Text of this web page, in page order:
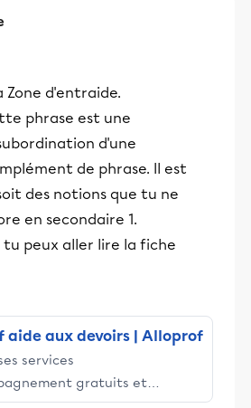
Zone d'entraide.
phrase est une
d'une
de phrase. Il est
des notions que tu ne
en secondaire 1.
tu peux aller lire la fiche
aide aux devoirs | Alloprof
services
gratuits et